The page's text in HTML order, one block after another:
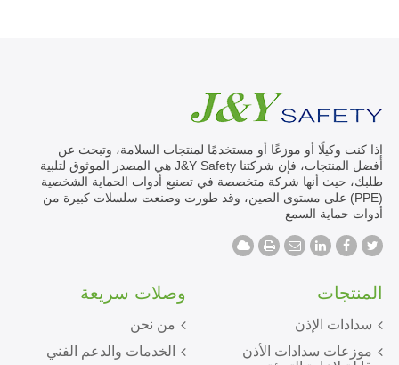
إذا كنت وكيلًا أو موزعًا أو مستخدمًا لمنتجات السلامة، وتبحث عن
أفضل المنتجات، فإن شركتنا J&Y Safety هي المصدر الموثوق لتلبية
طلبك، حيث أنها شركة متخصصة في تصنيع أدوات الحماية الشخصية
(PPE) على مستوى الصين، وقد طورت وصنعت سلسلات كبيرة من
أدوات حماية السمع
وصلات سريعة
من نحن
الخدمات والدعم الفني
المنتجات
سدادات الإذن
موزعات سدادات الأذن